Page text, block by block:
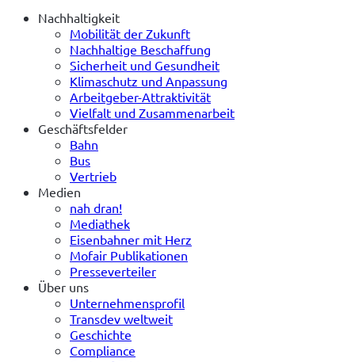
Nachhaltigkeit
Mobilität der Zukunft
Nachhaltige Beschaffung
Sicherheit und Gesundheit
Klimaschutz und Anpassung
Arbeitgeber-Attraktivität
Vielfalt und Zusammenarbeit
Geschäftsfelder
Bahn
Bus
Vertrieb
Medien
nah dran!
Mediathek
Eisenbahner mit Herz
Mofair Publikationen
Presseverteiler
Über uns
Unternehmensprofil
Transdev weltweit
Geschichte
Compliance